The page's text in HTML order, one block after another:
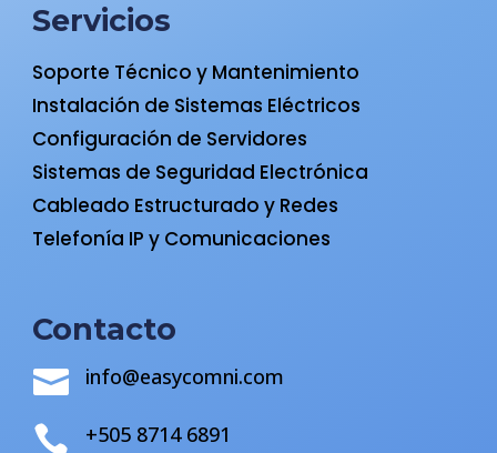
Servicios
Soporte Técnico y Mantenimiento
Instalación de Sistemas Eléctricos
Configuración de Servidores
Sistemas de Seguridad Electrónica
Cableado Estructurado y Redes
Telefonía IP y Comunicaciones
Contacto
 info@easycomni.com
 +505 8714 6891